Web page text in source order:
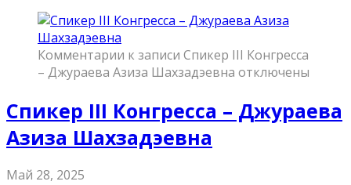
Комментарии к записи Спикер III Конгресса
– Джураева Азиза Шахзадэевна отключены
Спикер III Конгресса – Джураева
Азиза Шахзадэевна
Май 28, 2025